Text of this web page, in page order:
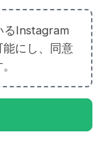
るInstagram
にし、同意